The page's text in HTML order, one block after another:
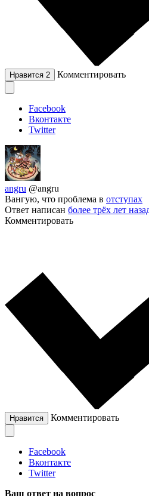
Нравится 2 Комментировать
Facebook
Вконтакте
Twitter
angru @angru
Вангую, что проблема в отступах
Ответ написан более трёх лет
Комментировать
Нравится Комментировать
Facebook
Вконтакте
Twitter
Ваш ответ на вопрос